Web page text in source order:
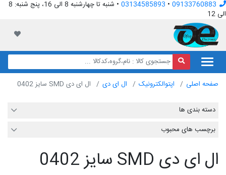
09133760883
•
03134585893
• شنبه تا چهارشنبه 8 الی 16، پنج شنبه: 8
الی 12
لیست
صفحه اصلی اپتوالکترونیک ال ای دی ال ای دی SMD سایز 0402
دسته بندی ها
برچسب های محبوب
ال ای دی SMD سایز 0402